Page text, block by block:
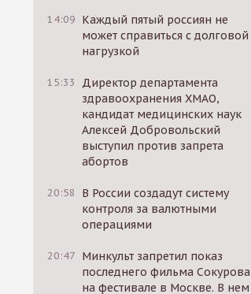
14:09 Каждый пятый россиян не
может справиться с долговой
нагрузкой
15:33
Директор департамента
здравоохранения ХМАО,
кандидат медицинских наук
Алексей Добровольский
выступил против запрета
абортов
20:58
В России создадут систему
контроля за валютными
операциями
20:47 Минкульт запретил показ
последнего фильма Сокурова
на фестивале в Москве. В нем